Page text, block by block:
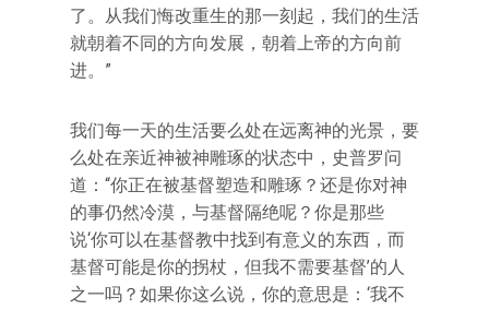
了。从我们悔改重生的那一刻起，我们的生活
就朝着不同的方向发展，朝着上帝的方向前
进。”
我们每一天的生活要么处在远离神的光景，要
么处在亲近神被神雕琢的状态中，史普罗问
道：“你正在被基督塑造和雕琢？还是你对神
的事仍然冷漠，与基督隔绝呢？你是那些
说‘你可以在基督教中找到有意义的东西，而
基督可能是你的拐杖，但我不需要基督’的人
之一吗？如果你这么说，你的意思是：‘我不